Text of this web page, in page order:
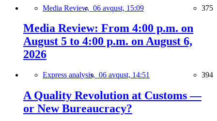
Media Review, 06 avqust, 15:09 375
Media Review: From 4:00 p.m. on
August 5 to 4:00 p.m. on August 6,
2026
Express analysis, 06 avqust, 14:51 394
A Quality Revolution at Customs —
or New Bureaucracy?